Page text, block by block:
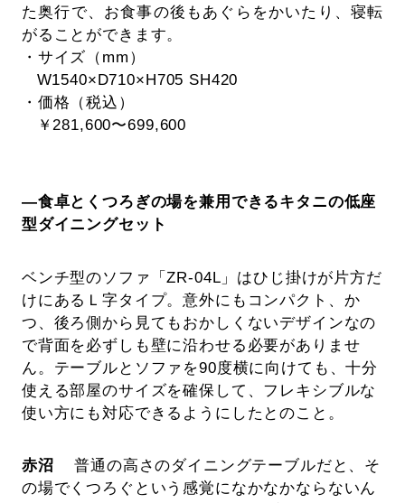
た奥行で、お食事の後もあぐらをかいたり、寝転
がることができます。
・サイズ（mm）
W1540×D710×H705 SH420
・価格（税込）
￥281,600〜699,600
―食卓とくつろぎの場を兼用できるキタニの低座
型ダイニングセット
ベンチ型のソファ「ZR-04L」はひじ掛けが片方だ
けにあるＬ字タイプ。意外にもコンパクト、か
つ、後ろ側から見てもおかしくないデザインなの
で背面を必ずしも壁に沿わせる必要がありませ
ん。テーブルとソファを90度横に向けても、十分
使える部屋のサイズを確保して、フレキシブルな
使い方にも対応できるようにしたとのこと。
赤沼
普通の高さのダイニングテーブルだと、そ
の場でくつろぐという感覚になかなかならないん